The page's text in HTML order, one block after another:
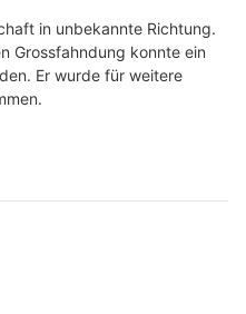
in unbekannte Richtung.
Grossfahndung konnte ein
Er wurde für weitere